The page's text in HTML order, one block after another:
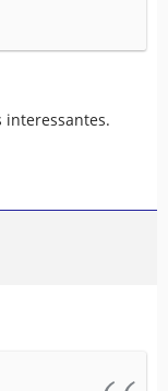
interessantes.